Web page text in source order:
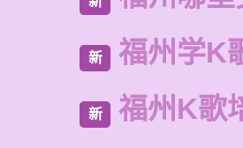
新 福州学K
新 福州K歌